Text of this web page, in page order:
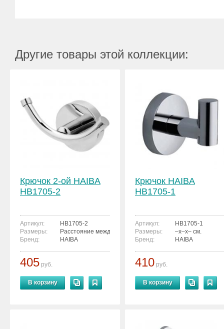
Другие товары этой коллекции:
Крючок 2-ой HAIBA
HB1705-2
Артикул:
HB1705-2
Размеры:
Расстояние между креплениями - 2 см.
Бренд:
HAIBA
405 руб.
В корзину
Крючок HAIBA
HB1705-1
Артикул:
HB1705-1
Размеры:
–x–x– см.
Бренд:
HAIBA
410 руб.
В корзину